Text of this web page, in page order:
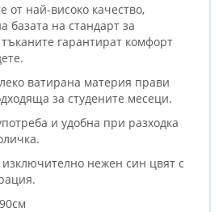
от най-високо качество,
базата на стандарт за
гарантират комфорт
ватирана материя прави
за студените месеци.
и удобна при разходка
изключително нежен син цвят с